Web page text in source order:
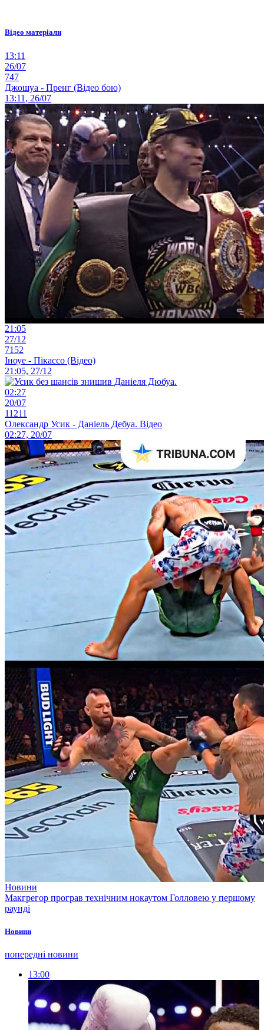
Відео матеріали
13:11
26/07
747
Джошуа - Пренг (Відео бою)
13:11, 26/07
21:05
27/12
7152
Іноуе - Пікассо (Відео)
21:05, 27/12
02:27
20/07
11211
Олександр Усик - Даніель Дебуа. Відео
02:27, 20/07
Новини
Макгрегор програв технічним нокаутом Голловею у першому
раунді
Новини
попередні новини
13:00